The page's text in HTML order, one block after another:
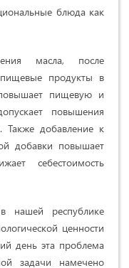
блюда как
масла, после
продукты в
повышает пищевую и
повышения
Также добавление к
добавки повышает
себестоимость
нашей республике
ценности
день эта проблема
задачи намечено